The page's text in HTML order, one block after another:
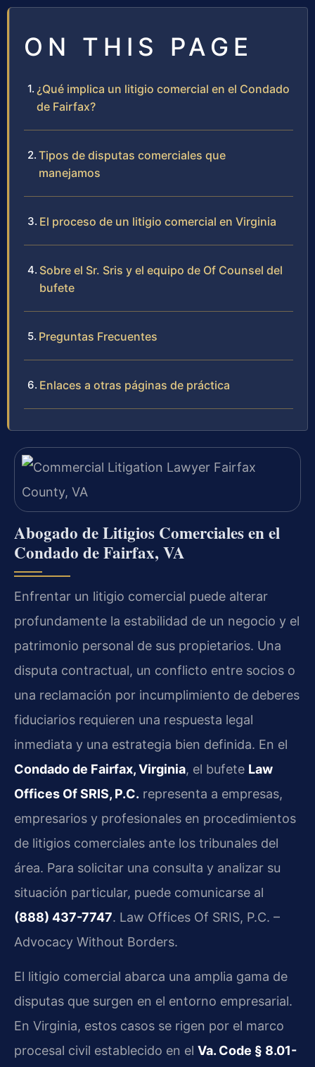
ON THIS PAGE
¿Qué implica un litigio comercial en el Condado
de Fairfax?
Tipos de disputas comerciales que
manejamos
El proceso de un litigio comercial en Virginia
Sobre el Sr. Sris y el equipo de Of Counsel del
bufete
Preguntas Frecuentes
Enlaces a otras páginas de práctica
Abogado de Litigios Comerciales en el
Condado de Fairfax, VA
Enfrentar un litigio comercial puede alterar
profundamente la estabilidad de un negocio y el
patrimonio personal de sus propietarios. Una
disputa contractual, un conflicto entre socios o
una reclamación por incumplimiento de deberes
fiduciarios requieren una respuesta legal
inmediata y una estrategia bien definida. En el
Condado de Fairfax, Virginia, el bufete Law
Offices Of SRIS, P.C. representa a empresas,
empresarios y profesionales en procedimientos
de litigios comerciales ante los tribunales del
área. Para solicitar una consulta y analizar su
situación particular, puede comunicarse al
(888) 437-7747. Law Offices Of SRIS, P.C. –
Advocacy Without Borders.
El litigio comercial abarca una amplia gama de
disputas que surgen en el entorno empresarial.
En Virginia, estos casos se rigen por el marco
procesal civil establecido en el Va. Code § 8.01-